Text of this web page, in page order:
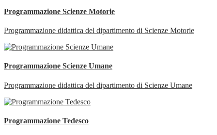
Programmazione Scienze Motorie
Programmazione didattica del dipartimento di Scienze Motorie
Programmazione Scienze Umane
Programmazione didattica del dipartimento di Scienze Umane
Programmazione Tedesco